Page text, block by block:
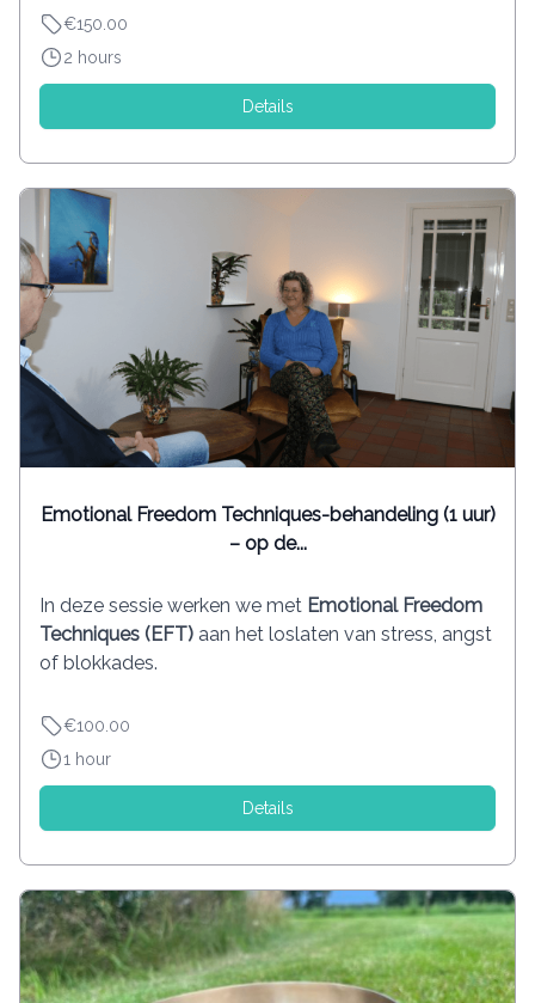
€150.00
2 hours
Details
Emotional Freedom Techniques-behandeling (1 uur)
– op de...
In deze sessie werken we met Emotional Freedom
Techniques (EFT) aan het loslaten van stress, angst
of blokkades.
€100.00
1 hour
Details